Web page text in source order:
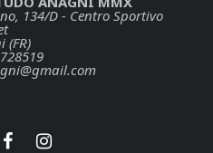
134/D - Centro Sportivo
(FR)